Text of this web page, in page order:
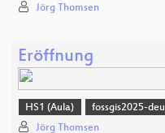
Jörg Thomsen
Eröffnung
HS1 (Aula) fossgis2025-deu
Jörg Thomsen